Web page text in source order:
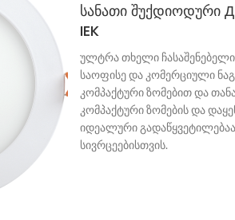
სანათი შუქდიოდური
IEK
ულტრა თხელი
საოფისე და კომერციული
კომპაქტური ზომებით და
კომპაქტური ზომების და
იდეალური
სივრცეებისთვის.